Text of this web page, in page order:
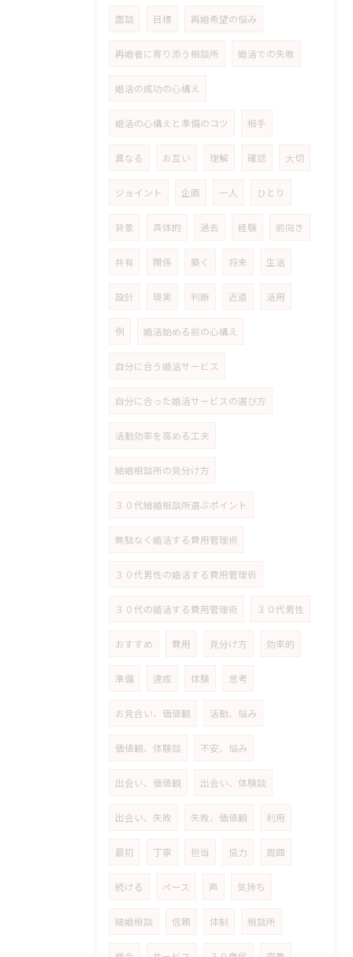
面談 目標 再婚希望の悩み
再婚者に寄り添う相談所 婚活での失敗
婚活の成功の心構え
婚活の心構えと準備のコツ 相手
異なる お互い 理解 確認 大切
ジョイント 企画 一人 ひとり
背景 具体的 過去 経験 前向き
共有 関係 築く 将来 生活
設計 現実 判断 近道 活用
例 婚活始める前の心構え
自分に合う婚活サービス
自分に合った婚活サービスの選び方
活動効率を高める工夫
結婚相談所の見分け方
３０代結婚相談所選ぶポイント
無駄なく婚活する費用管理術
３０代男性の婚活する費用管理術
３０代の婚活する費用管理術 ３０代男性
おすすめ 費用 見分け方 効率的
準備 達成 体験 思考
お見合い、価値観 活動、悩み
価値観、体験談 不安、悩み
出会い、価値観 出会い、体験談
出会い、失敗 失敗、価値観 利用
最初 丁寧 担当 協力 周囲
続ける ペース 声 気持ち
結婚相談 信頼 体制 相談所